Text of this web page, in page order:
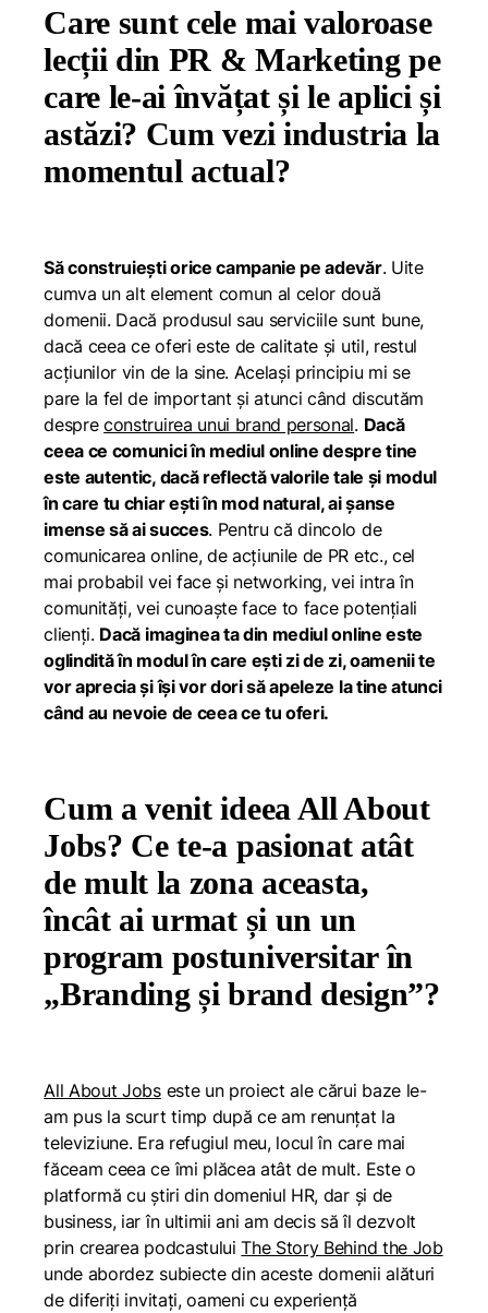
Care sunt cele mai valoroase
lecții din PR & Marketing pe
care le-ai învățat și le aplici și
astăzi? Cum vezi industria la
momentul actual?
Să construiești orice campanie pe adevăr. Uite
cumva un alt element comun al celor două
domenii. Dacă produsul sau serviciile sunt bune,
dacă ceea ce oferi este de calitate și util, restul
acțiunilor vin de la sine. Același principiu mi se
pare la fel de important și atunci când discutăm
despreconstruirea unui brand personal. Dacă
ceea ce comunici în mediul online despre tine
este autentic, dacă reflectă valorile tale și modul
în care tu chiar ești în mod natural, ai șanse
imense să ai succes. Pentru că dincolo de
comunicarea online, de acțiunile de PR etc., cel
mai probabil vei face și networking, vei intra în
comunități, vei cunoaște face to face potențiali
clienți. Dacă imaginea ta din mediul online este
oglindită în modul în care ești zi de zi, oamenii te
vor aprecia și își vor dori să apeleze la tine atunci
când au nevoie de ceea ce tu oferi.
Cum a venit ideea All About
Jobs? Ce te-a pasionat atât
de mult la zona aceasta,
încât ai urmat și un un
program postuniversitar în
„Branding și brand design”?
All About Jobseste un proiect ale cărui baze le-
am pus la scurt timp după ce am renunțat la
televiziune. Era refugiul meu, locul în care mai
făceam ceea ce îmi plăcea atât de mult. Este o
platformă cu știri din domeniul HR, dar și de
business, iar în ultimii ani am decis să îl dezvolt
prin crearea podcastuluiThe Story Behind the Job
unde abordez subiecte din aceste domenii alături
de diferiți invitați, oameni cu experiență